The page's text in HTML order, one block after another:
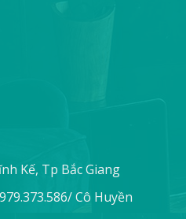
Kế, Tp Bắc Giang
/ Cô Huyền